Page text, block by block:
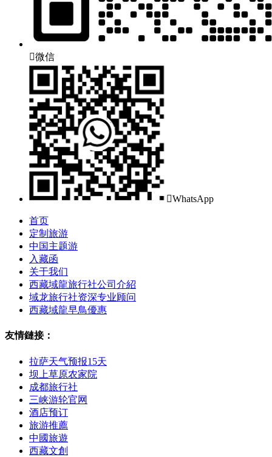
微信
WhatsApp
首页
定制旅游
中国主题游
入藏函
关于我们
西藏域龍旅行社公司介紹
域龙旅行社资深专业顾问
西藏域龍早鳥優惠
友情鏈接：
拉萨天气预报15天
坝上草原农家院
成都旅行社
三峡游轮官网
酒店预订
旅游推薦
中國旅遊
西藏文創